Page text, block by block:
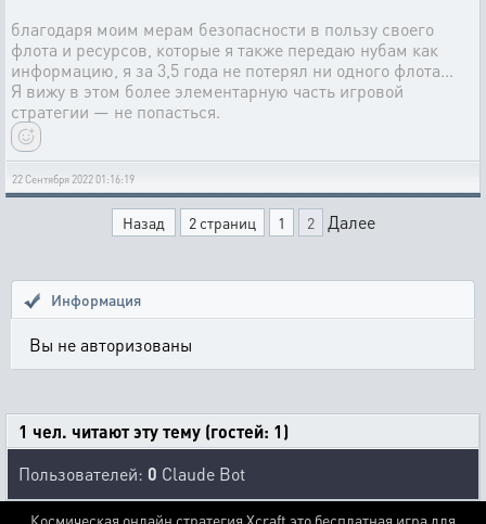
благодаря моим мерам безопасности в пользу своего
флота и ресурсов, которые я также передаю нубам как
информацию, я за 3,5 года не потерял ни одного флота...
Я вижу в этом более элементарную часть игровой
стратегии — не попасться.
22 Сентября 2022 01:16:19
Назад 2 страниц 1 2 Далее
Информация
Вы не авторизованы
1 чел. читают эту тему (гостей: 1)
Пользователей: 0 Claude Bot
Космическая онлайн стратегия Xcraft это бесплатная игра для